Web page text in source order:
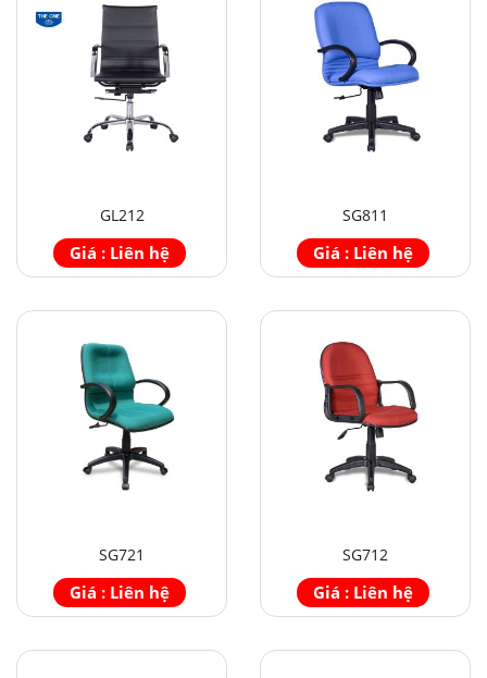
GL212
Giá : Liên hệ
SG811
Giá : Liên hệ
SG721
Giá : Liên hệ
SG712
Giá : Liên hệ